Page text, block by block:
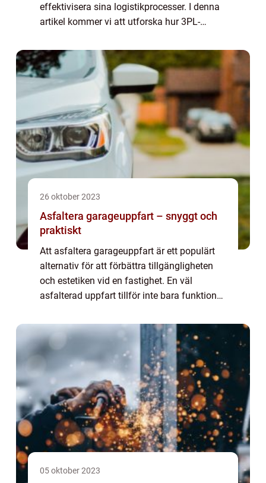
effektivisera sina logistikprocesser. I denna
artikel kommer vi att utforska hur 3PL-
och detalj...
26 oktober 2023
Asfaltera garageuppfart – snyggt och
praktiskt
Att asfaltera garageuppfart är ett populärt
alternativ för att förbättra tillgängligheten
och estetiken vid en fastighet. En väl
asfalterad uppfart tillför inte bara funktionell
05 oktober 2023